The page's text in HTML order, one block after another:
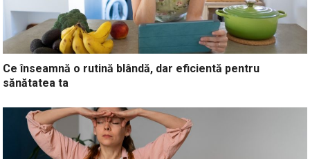
Ce înseamnă o rutină blândă, dar eficientă pentru
sănătatea ta